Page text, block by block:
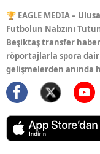
🏆 EAGLE MEDIA –
Futbolun Nabzını
Beşiktaş transfer
röportajlarla spora
gelişmelerden anında